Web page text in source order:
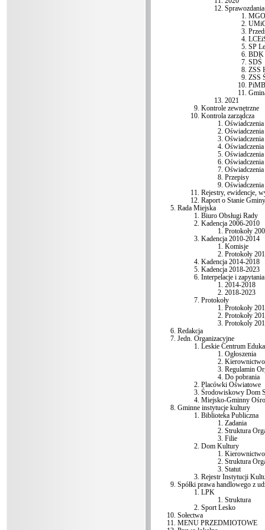
SP
BDK
SDŚ
ZSS
ZSS
2021
Kontrole zewnętrzne
Kontrola zarządcza
Przepisy
Rejestry, ewidencje,
Raport o Stanie Gminy
Rada Miejska
Biuro Obsługi Rady
Kadencja 2006-2010
Protokoły
Kadencja 2010-2014
Komisje
Protokoły
Kadencja 2014-2018
Kadencja 2018-2023
Interpelacje i
2014-2018
2018-2023
Protokoły
Protokoły
Protokoły
Protokoly
Redakcja
Jedn. Organizacyjne
Leskie Centrum
Ogłoszenia
Kierownictwo
Regulamin
Do pobrania
Placówki Oświatowe
Środowiskowy Dom
Miejsko-Gminny
Gminne instytucje kultury
Biblioteka Publiczna
Zadania
Struktura
Filie
Dom Kultury
Kierownictwo
Struktura
Statut
Rejestr Instytucji
Spółki prawa handlowego z
LPK
Struktura
Sport Lesko
Sołectwa
MENU PRZEDMIOTOWE